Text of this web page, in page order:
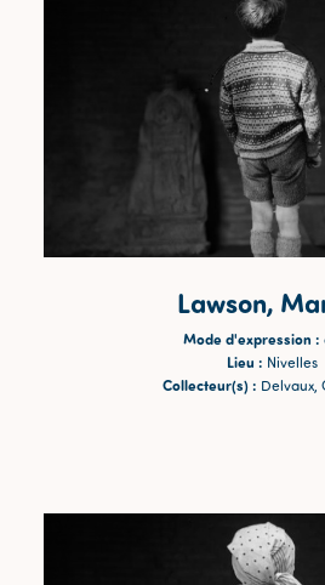
Lawson,
Mode d'expression :
Lieu : Nivelles
Collecteur(s) : Delvaux,